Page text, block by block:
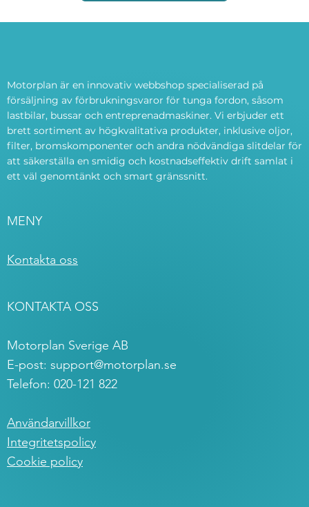
Motorplan är en innovativ webbshop specialiserad på
försäljning av förbrukningsvaror för tunga fordon, såsom
lastbilar, bussar och entreprenadmaskiner. Vi erbjuder ett
brett sortiment av högkvalitativa produkter, inklusive oljor,
filter, bromskomponenter och andra nödvändiga slitdelar för
att säkerställa en smidig och kostnadseffektiv drift samlat i
ett väl genomtänkt och smart gränssnitt.
MENY
Kontakta oss
KONTAKTA OSS
Motorplan Sverige AB
E-post: support@motorplan.se
Telefon: 020-121 822
Användarvillkor
Integritetspolicy
Cookie policy